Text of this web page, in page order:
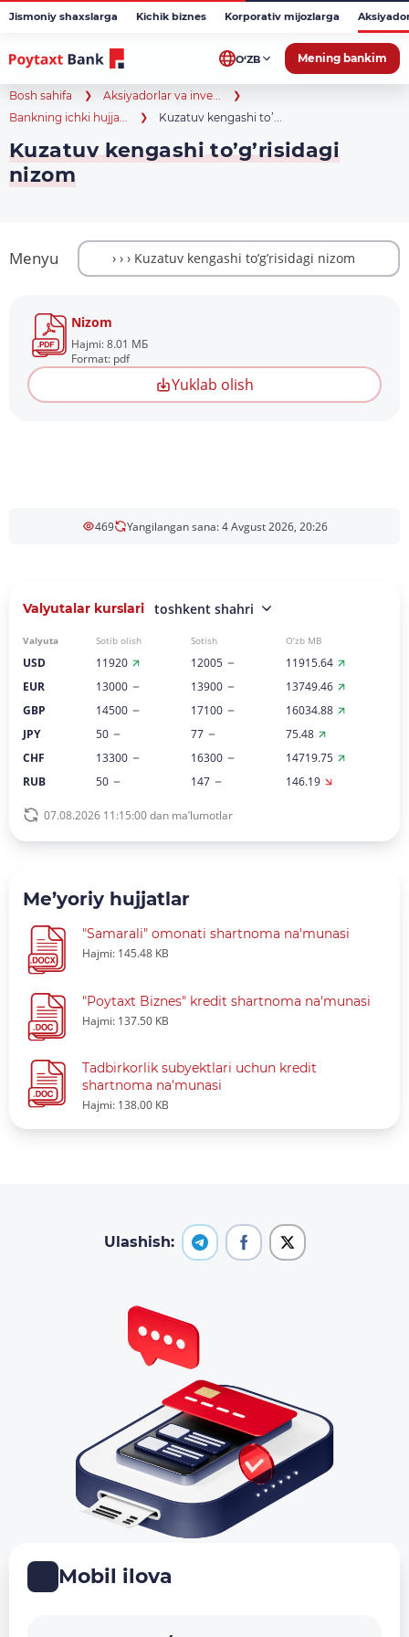
Jismoniy shaxslarga Kichik biznes Korporativ mijozlarga
O‘ZB Mening bankim
Bosh sahifa
Aksiyadorlar va inve...
Bankning ichki hujja...
Kuzatuv kengashi to’...
Kuzatuv kengashi to’g’risidagi
nizom
Menyu
Nizom
Hajmi: 8.01 МБ
Format: pdf
Yuklab olish
469 Yangilangan sana: 4 Avgust 2026, 20:26
Valyutalar kurslari toshkent shahri
Valyuta Sotib olish Sotish O‘zb MB
USD 11920 12005
11915.64
EUR
13000 13900
13749.46
GBP
14500 17100
16034.88
JPY
50 77
75.48
CHF
13300 16300
14719.75
RUB
50 147 146.19
07.08.2026 11:15:00 dan ma’lumotlar
Me’yoriy hujjatlar
"Samarali" omonati shartnoma na'munasi
Hajmi: 145.48 KB
"Poytaxt Biznes" kredit shartnoma na'munasi
Hajmi: 137.50 KB
Tadbirkorlik subyektlari uchun kredit
shartnoma na'munasi
Hajmi: 138.00 KB
Ulashish:
Mobil ilova